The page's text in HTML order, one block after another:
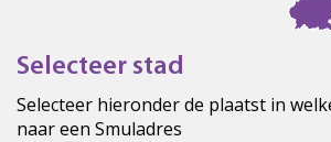
Selecteer stad
Selecteer hieronder de plaatst in
naar een Smuladres